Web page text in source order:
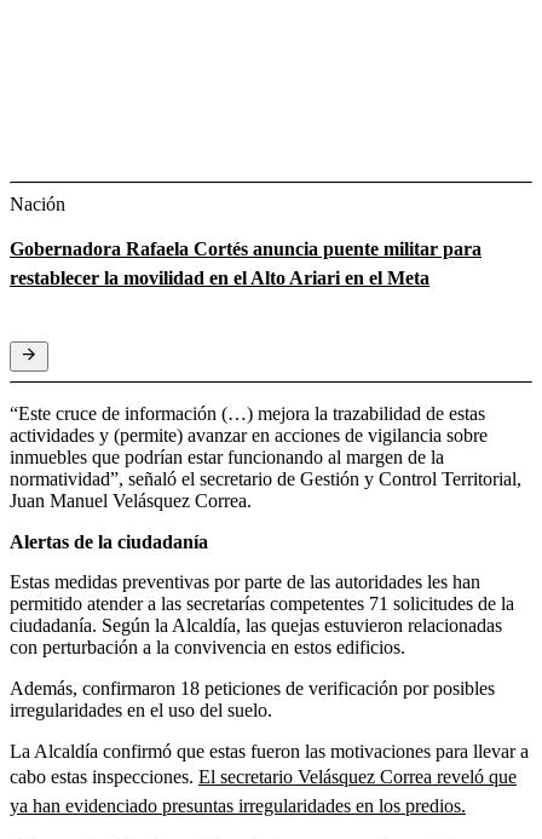
Nación
Gobernadora Rafaela Cortés anuncia puente militar para
restablecer la movilidad en el Alto Ariari en el Meta
“Este cruce de información (…) mejora la trazabilidad de estas
actividades y (permite) avanzar en acciones de vigilancia sobre
inmuebles que podrían estar funcionando al margen de la
normatividad”, señaló el secretario de Gestión y Control Territorial,
Juan Manuel Velásquez Correa.
Alertas de la ciudadanía
Estas medidas preventivas por parte de las autoridades les han
permitido atender a las secretarías competentes 71 solicitudes de la
ciudadanía. Según la Alcaldía, las quejas estuvieron relacionadas
con perturbación a la convivencia en estos edificios.
Además, confirmaron 18 peticiones de verificación por posibles
irregularidades en el uso del suelo.
La Alcaldía confirmó que estas fueron las motivaciones para llevar a
cabo estas inspecciones. El secretario Velásquez Correa reveló que
ya han evidenciado presuntas irregularidades en los predios.